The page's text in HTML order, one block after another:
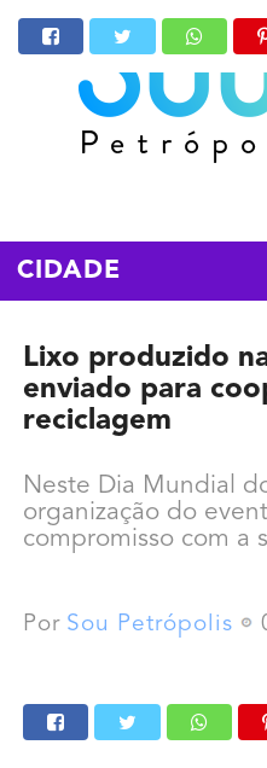
CIDADE
Lixo produzido
enviado para
reciclagem
Neste Dia Mundial
organização do
compromisso com a
Por Sou Petrópolis